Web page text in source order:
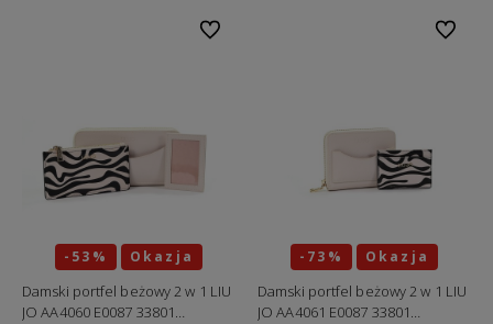
-53% Okazja
Damski portfel beżowy 2 w 1 LIU
JO AA4060 E0087 33801
Do ulubionych
-73% Okazja
Damski portfel beżowy 2 w 1 LIU
JO AA4061 E0087 33801
Do